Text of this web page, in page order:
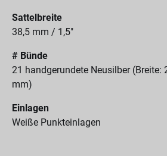
Sattelbreite
38,5 mm / 1,5"
# Bünde
21 handgerundete Neusilber (Breite:
mm)
Einlagen
Weiße Punkteinlagen